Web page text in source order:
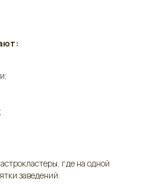
где на одной
заведений.